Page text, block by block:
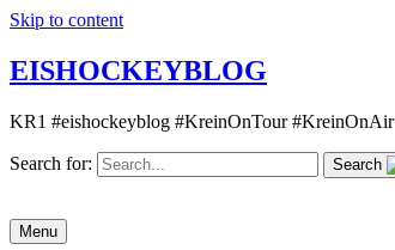
Skip to content
EISHOCKEYBLOG
KR1 #eishockeyblog #KreinOnTour #KreinOnAir
Search for: Search
Menu